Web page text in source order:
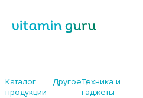
Каталог
продукции
ДругоеТехника и
гаджеты